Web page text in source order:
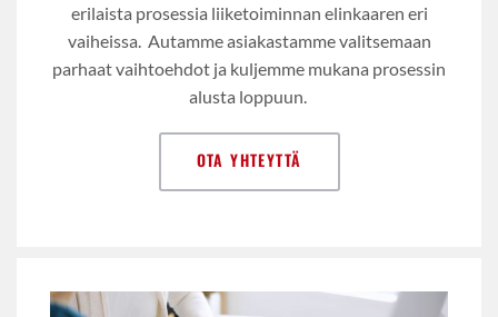
erilaista prosessia liiketoiminnan elinkaaren eri
vaiheissa. Autamme asiakastamme valitsemaan
parhaat vaihtoehdot ja kuljemme mukana prosessin
alusta loppuun.
OTA YHTEYTTÄ